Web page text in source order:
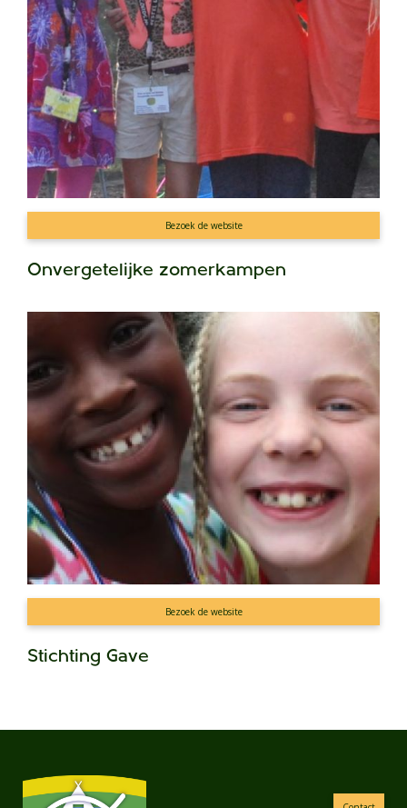
Bezoek de website
Onvergetelijke zomerkampen
Bezoek de website
Stichting Gave